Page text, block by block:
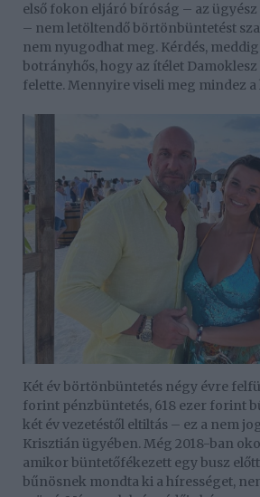
első fokon eljáró bíróság – az
– nem letöltendő börtönbüntetést
nem nyugodhat meg. Kérdés,
botrányhős, hogy az ítélet
felette. Mennyire viseli meg mindez a
Két év börtönbüntetés négy évre
forint pénzbüntetés, 618 ezer forint
két év vezetéstől eltiltás – ez a nem
Krisztián ügyében. Még 2018-ban
amikor büntetőfékezett egy busz
bűnösnek mondta ki a hírességet,